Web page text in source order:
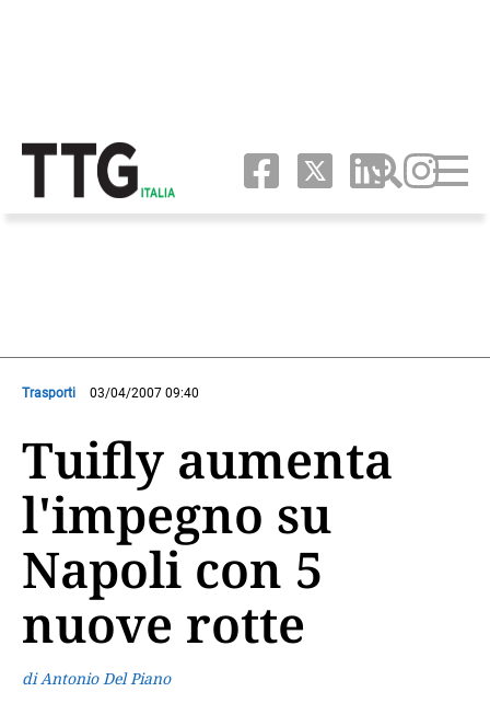
Trasporti 03/04/2007 09:40
Tuifly aumenta
l'impegno su
Napoli con 5
nuove rotte
di Antonio Del Piano